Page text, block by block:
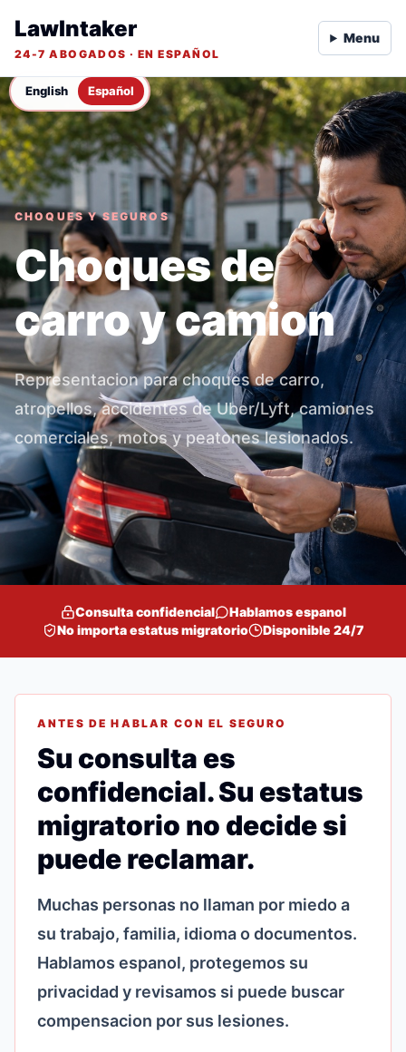
English Español
LawIntaker
24-7 ABOGADOS · EN ESPAÑOL
Menu
CHOQUES Y SEGUROS
Choques de
carro y camion
Representacion para choques de carro,
atropellos, accidentes de Uber/Lyft, camiones
comerciales, motos y peatones lesionados.
Consulta confidencial
Hablamos espanol
No importa estatus migratorio
Disponible 24/7
ANTES DE HABLAR CON EL SEGURO
Su consulta es
confidencial. Su estatus
migratorio no decide si
puede reclamar.
Muchas personas no llaman por miedo a
su trabajo, familia, idioma o documentos.
Hablamos espanol, protegemos su
privacidad y revisamos si puede buscar
compensacion por sus lesiones.